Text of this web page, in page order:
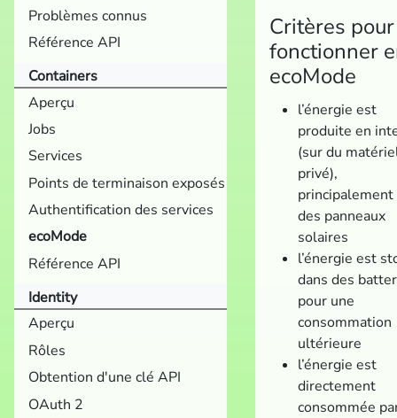
Problèmes connus
Référence API
Containers
Aperçu
Jobs
Services
Points de terminaison exposés
Authentification des services
ecoMode
Référence API
Identity
Aperçu
Rôles
Obtention d'une clé API
OAuth 2
Critères pour
fonctionner
ecoMode
l’énergie est
produite en
(sur du
privé),
principalement
des panneaux
solaires
l’énergie est
dans des
pour une
consommation
ultérieure
l’énergie est
directement
consommée